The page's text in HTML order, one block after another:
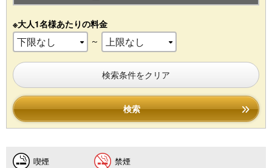
※大人1名様あたりの料金
～
検索条件をクリア
検索
喫煙 禁煙